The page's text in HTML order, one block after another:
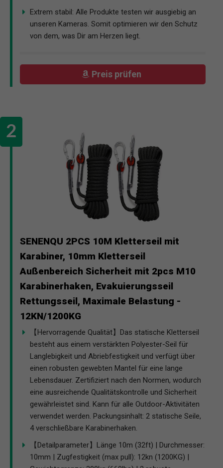
Extrem stabil: Alle Produkte testen wir ausgiebig an
unseren Kameras. Somit optimieren wir den Schutz
von dem, was Dir am Herzen liegt.
Preis prüfen
SENENQU 2PCS 10M Kletterseil mit
Karabiner, 10mm Kletterseil
Außenbereich Sicherheit mit 2pcs M10
Karabinerhaken, Evakuierungsseil
Rettungsseil, Maximale Belastung -
12KN/1200KG
【Hervorragende Qualität】Das statische Kletterseil
besteht aus einem verstärkten Polyester-Seil für
Langlebigkeit und Abriebfestigkeit und verfügt über
einen robusten gewebten Mantel für eine lange
Lebensdauer. Zertifiziert nach den Normen, wodurch
eine ausreichende Qualitätskontrolle und Sicherheit
gewährleistet sind. Kann für alle Outdoor-Aktivitäten
verwendet werden. Packungsinhalt: 2 statische Seile,
4 verschließbare Karabinerhaken.
【Detailparameter】Länge 10m (32ft) | Durchmesser:
10mm | Zugfestigkeit (max pull): 12kn (1200KG) |